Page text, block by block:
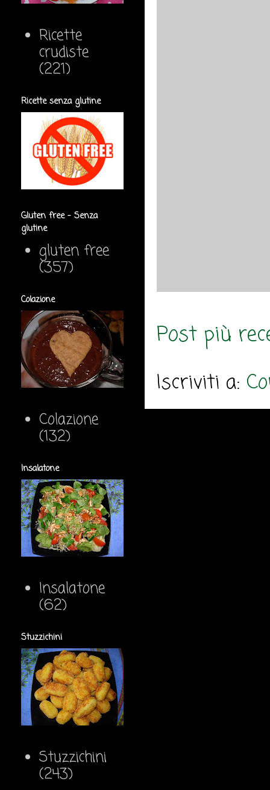
Post più
Iscriviti a:
Ricette
crudiste
(221)
Ricette senza glutine
Gluten free - Senza
glutine
gluten free
(357)
Colazione
Colazione
(132)
Insalatone
Insalatone
(62)
Stuzzichini
Stuzzichini
(243)